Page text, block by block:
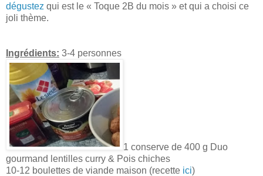
dégustez qui est le « Toque 2B du mois » et qui a choisi ce
joli thème.
Ingrédients: 3-4 personnes
1 conserve de 400 g Duo
gourmand lentilles curry & Pois chiches
10-12 boulettes de viande maison (recette ici)